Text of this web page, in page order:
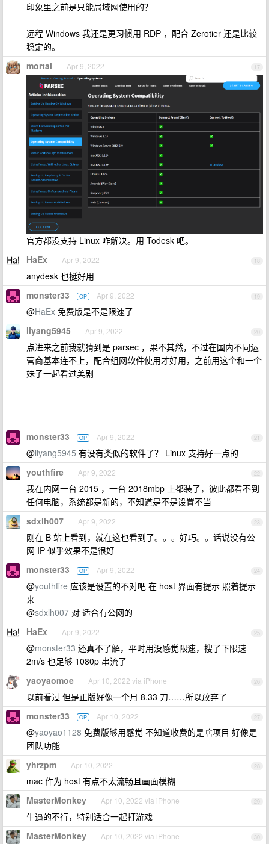
印象里之前是只能局域网使用的？
远程 Windows 我还是更习惯用 RDP ，配合 Zerotier 还是比较
稳定的。
17
mortal Apr 9, 2022
官方都没支持 Linux 咋解决。用 Todesk 吧。
18
HaEx Apr 9, 2022
anydesk 也挺好用
19
monster33 OP Apr 9, 2022
@HaEx 免费版是不是限速了
20
liyang5945 Apr 9, 2022
点进来之前我就猜到是 parsec ，果不其然，不过在国内不同运
营商基本连不上，配合组网软件使用才好用，之前用这个和一个
妹子一起看过美剧
21
monster33 OP Apr 9, 2022
@liyang5945 有没有类似的软件了？ Linux 支持好一点的
22
youthfire Apr 9, 2022
我在内网一台 2015 ，一台 2018mbp 上都装了，彼此都看不到
任何电脑，系统都是新的，不知道是不是设置不当
23
sdxlh007 Apr 9, 2022
刚在 B 站上看到，就在这也看到了。。。好巧。。话说没有公
网 IP 似乎效果不是很好
24
monster33 OP Apr 9, 2022
@youthfire 应该是设置的不对吧 在 host 界面有提示 照着提示
来
@sdxlh007 对 适合有公网的
25
HaEx Apr 9, 2022
@monster33 还真不了解，平时用没感觉限速，搜了下限速
2m/s 也足够 1080p 串流了
26
yaoyaomoe Apr 10, 2022 via iPhone
以前看过 但是正版好像一个月 8.33 刀……所以放弃了
27
monster33 OP Apr 10, 2022
@yaoyao1128 免费版够用感觉 不知道收费的是啥项目 好像是
团队功能
28
yhrzpm Apr 10, 2022
mac 作为 host 有点不太流畅且画面模糊
29
MasterMonkey Apr 10, 2022 via iPhone
牛逼的不行，特别适合一起打游戏
30
MasterMonkey Apr 10, 2022 via iPhone